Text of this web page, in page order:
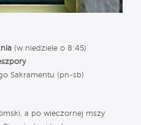
(w niedziele o 8:45)
Sakramentu (pn-sb)
a po wieczornej mszy